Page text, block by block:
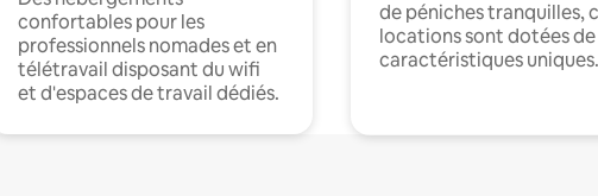
confortables pour les
professionnels nomades et en
télétravail disposant du wifi
et d'espaces de travail dédiés.
de péniches tranquilles,
locations sont dotées de
caractéristiques uniques.